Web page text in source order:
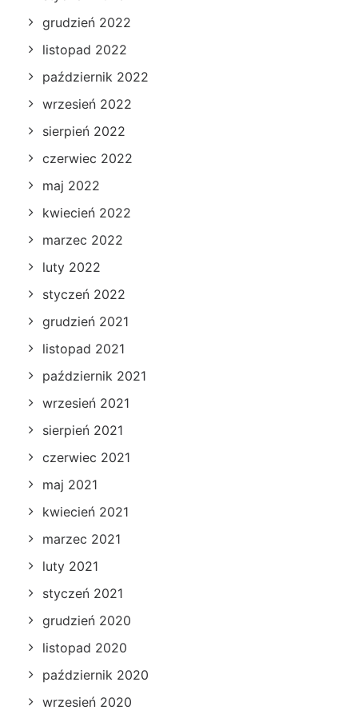
grudzień 2022
listopad 2022
październik 2022
wrzesień 2022
sierpień 2022
czerwiec 2022
maj 2022
kwiecień 2022
marzec 2022
luty 2022
styczeń 2022
grudzień 2021
listopad 2021
październik 2021
wrzesień 2021
sierpień 2021
czerwiec 2021
maj 2021
kwiecień 2021
marzec 2021
luty 2021
styczeń 2021
grudzień 2020
listopad 2020
październik 2020
wrzesień 2020